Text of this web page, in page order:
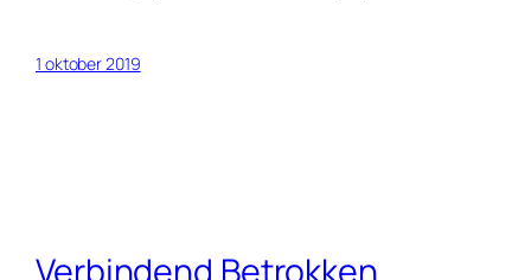
1 oktober 2019
Verbindend Betrokken